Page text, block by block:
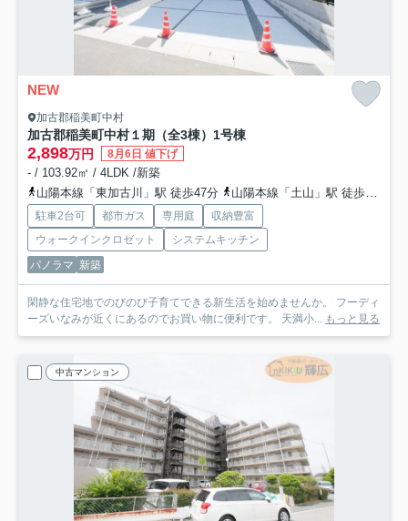
NEW
加古郡稲美町中村
加古郡稲美町中村１期（全3棟）1号棟
2,898万円 8月6日 値下げ
- / 103.92㎡ / 4LDK /新築
山陽本線「東加古川」駅 徒歩47分
山陽本線「土山」駅 徒歩55分
駐車2台可 都市ガス 専用庭
収納豊富
ウォークインクロゼット
システムキッチン
パノラマ 新築
閑静な住宅地でのびのび子育てできる新生活を始めませんか。 フーディ
ーズいなみが近くにあるのでお買い物に便利です。 天満小... もっと見る
中古マンション